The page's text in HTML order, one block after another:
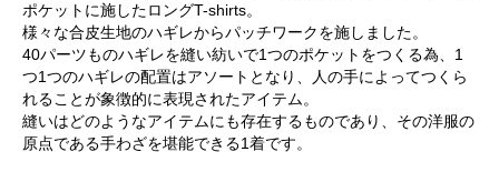
ポケットに施したロングT-shirts。
様々な合皮生地のハギレからパッチワークを施しました。
40パーツものハギレを縫い紡いで1つのポケットをつくる為、1
つ1つのハギレの配置はアソートとなり、人の手によってつくら
れることが象徴的に表現されたアイテム。
縫いはどのようなアイテムにも存在するものであり、その洋服の
原点である手わざを堪能できる1着です。